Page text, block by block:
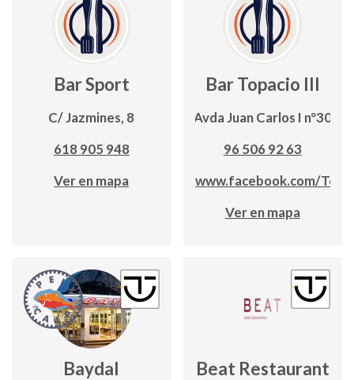
Bar Sport
C/ Jazmines, 8
618 905 948
Ver en mapa
Bar Topacio III
Avda Juan Carlos I nº30
96 506 92 63
https://www.facebook.com/
Ver en mapa
Baydal Beat Restaurant